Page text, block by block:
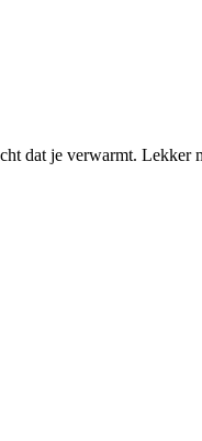
dat je verwarmt. Lekker